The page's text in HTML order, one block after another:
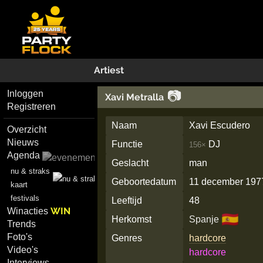
Artiest
Inloggen
Registreren
Overzicht
Nieuws
Agenda
nu & straks
kaart
festivals
WinactiesWIN
Trends
Foto's
Video's
Xavi Metralla 📷
Naam
Xavi Escudero
Functie
156× DJ
Geslacht
man
Geboortedatum
11 december
Leeftijd
48
Herkomst
Spanje 🇪🇸
Genres
hardcore
hardcore